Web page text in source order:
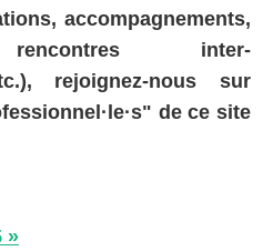
accompagnements,
rencontres inter-
rejoignez-nous sur
de ce site
»